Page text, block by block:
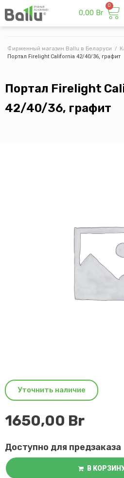
0,00 Br
Фирменный магазин Ballu в Беларуси /
Портал Firelight California 42/40/36, графит
Портал Firelight
42/40/36, графит
Уточнить наличие
1650,00 Br
Доступно для предзаказа
В